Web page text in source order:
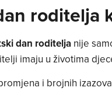
roditelja
dan roditeljanije
imaju u životima
i brojnih